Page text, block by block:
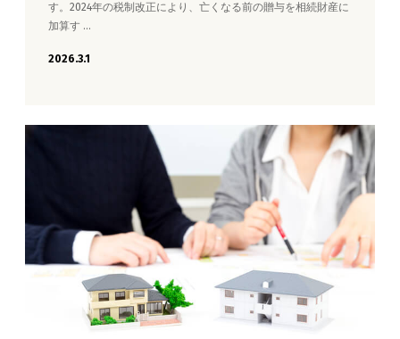
す。2024年の税制改正により、亡くなる前の贈与を相続財産に
加算す …
2026.3.1